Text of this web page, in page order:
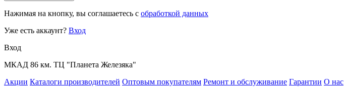
Нажимая на кнопку, вы соглашаетесь с обработкой данных
Уже есть аккаунт? Вход
Вход
МКАД 86 км. ТЦ "Планета Железяка"
Акции Каталоги производителей Оптовым покупателям Ремонт и обслуживание Гарантии О нас